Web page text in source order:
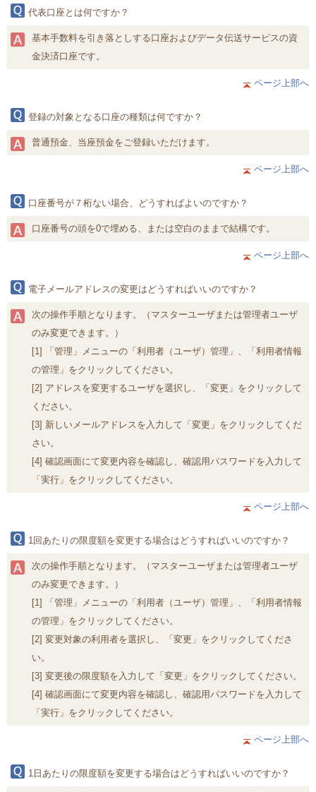
代表口座とは何ですか？
基本手数料を引き落としする口座およびデータ伝送サービスの資
金決済口座です。
ページ上部へ
登録の対象となる口座の種類は何ですか？
普通預金、当座預金をご登録いただけます。
ページ上部へ
口座番号が７桁ない場合、どうすればよいのですか？
口座番号の頭を0で埋める、または空白のままで結構です。
ページ上部へ
電子メールアドレスの変更はどうすればいいのですか？
次の操作手順となります。（マスターユーザまたは管理者ユーザ
のみ変更できます。）
[1] 「管理」メニューの「利用者（ユーザ）管理」、「利用者情報
の管理」をクリックしてください。
[2] アドレスを変更するユーザを選択し、「変更」をクリックして
ください。
[3] 新しいメールアドレスを入力して「変更」をクリックしてくだ
さい。
[4] 確認画面にて変更内容を確認し、確認用パスワードを入力して
「実行」をクリックしてください。
ページ上部へ
1回あたりの限度額を変更する場合はどうすればいいのですか？
次の操作手順となります。（マスターユーザまたは管理者ユーザ
のみ変更できます。）
[1] 「管理」メニューの「利用者（ユーザ）管理」、「利用者情報
の管理」をクリックしてください。
[2] 変更対象の利用者を選択し、「変更」をクリックしてくださ
い。
[3] 変更後の限度額を入力して「変更」をクリックしてください。
[4] 確認画面にて変更内容を確認し、確認用パスワードを入力して
「実行」をクリックしてください。
ページ上部へ
1日あたりの限度額を変更する場合はどうすればいいのですか？